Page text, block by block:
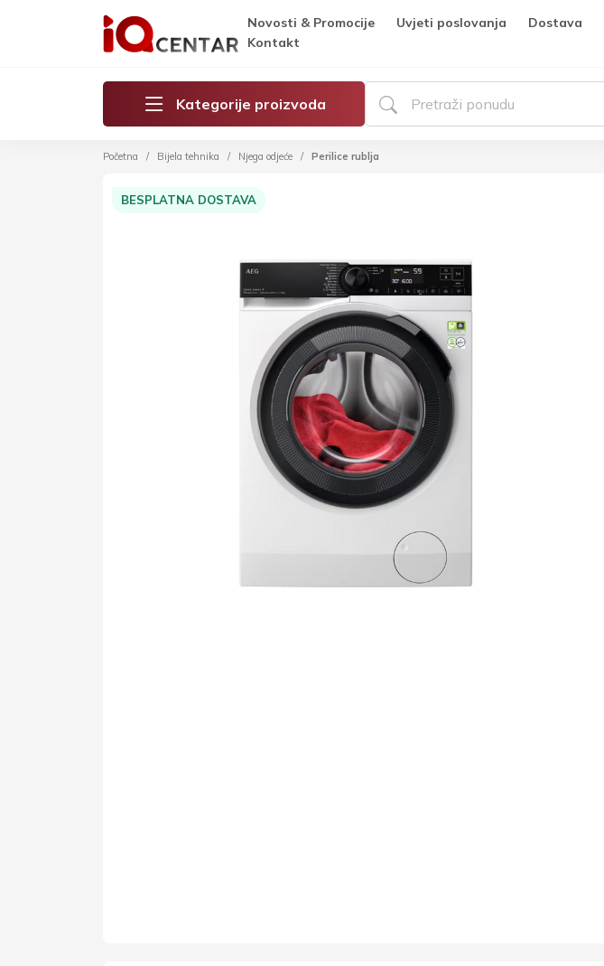
Novosti & Promocije Uvjeti poslovanja Dostava
Kontakt
Kategorije proizvoda
Početna Bijela tehnika Njega odjeće Perilice rublja
BESPLATNA DOSTAVA